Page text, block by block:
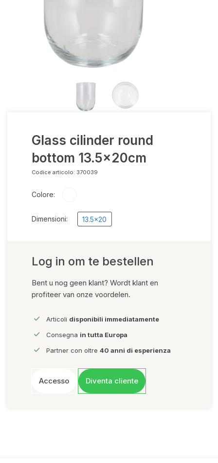
Glass cilinder round
bottom 13.5x20cm
Codice articolo: 370039
Colore:
Dimensioni: 13.5x20
Log in om te bestellen
Bent u nog geen klant? Wordt klant en
profiteer van onze voordelen.
Articoli disponibili immediatamente
Consegna in tutta Europa
Partner con oltre 40 anni di esperienza
Accesso Diventa cliente